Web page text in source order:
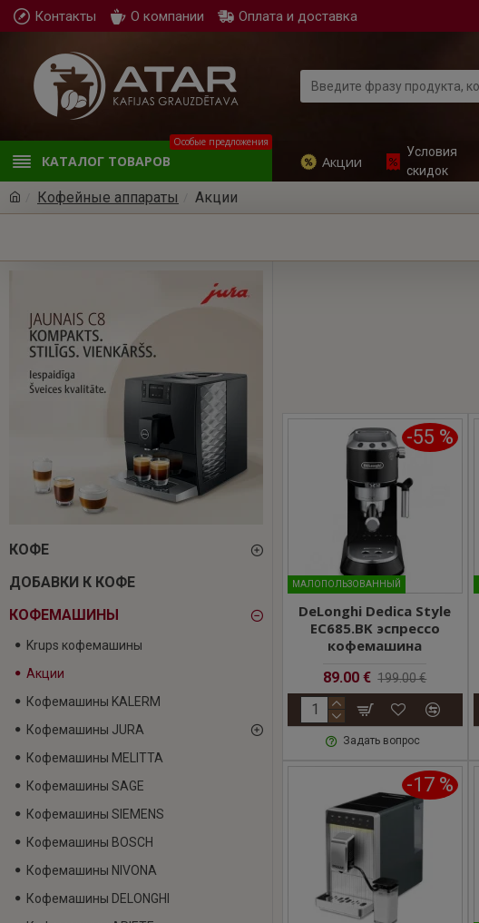
Контакты О компании Оплата и доставка
КАТАЛОГ ТОВАРОВ
Особые предложения
Акции
Условия
скидок
Кофейные аппараты Акции
КОФЕ
ДОБАВКИ К КОФЕ
КОФЕМАШИНЫ
Krups кофемашины
Акции
Кофемашины KALERM
Кофемашины JURA
Кофемашины MELITTA
Кофемашины SAGE
Кофемашины SIEMENS
Кофемашины BOSCH
Кофемашины NIVONA
Кофемашины DELONGHI
MАЛОПОЛЬЗОВАННЫЙ
-55 %
DeLonghi Dedica Style
EC685.BK эспрессо
кофемашина
89.00 € 199.00 €
Задать вопрос
-17 %